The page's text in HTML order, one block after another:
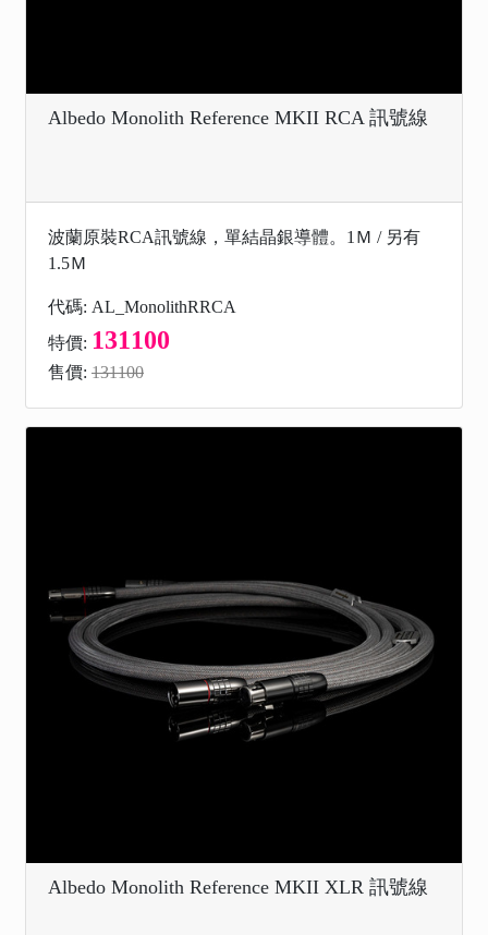
Albedo Monolith Reference MKII RCA 訊號線
波蘭原裝RCA訊號線，單結晶銀導體。1Ｍ / 另有
1.5Ｍ
代碼: AL_MonolithRRCA
特價: 131100
售價: 131100
Albedo Monolith Reference MKII XLR 訊號線